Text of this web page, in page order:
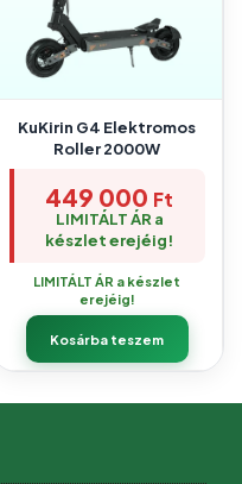
KuKirin G4 Elektromos
Roller 2000W
449 000 Ft
LIMITÁLT ÁR a
készlet erejéig!
LIMITÁLT ÁR a készlet
erejéig!
Kosárba teszem